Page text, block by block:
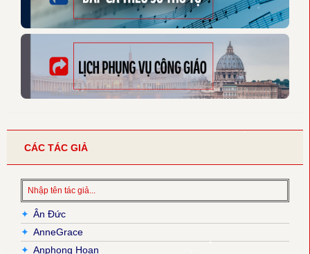
CÁC TÁC GIẢ
✦ Ân Đức
✦ AnneGrace
✦ Anphong Hoan